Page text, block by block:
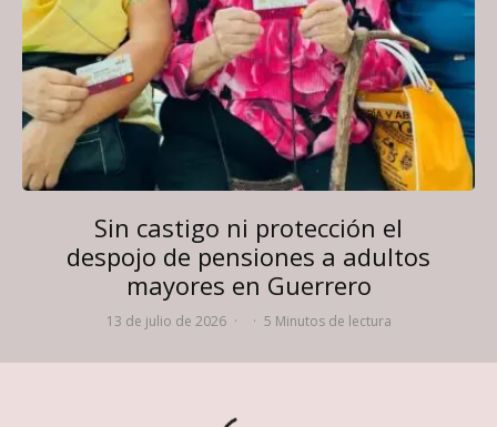
Sin castigo ni protección el
despojo de pensiones a adultos
mayores en Guerrero
13 de julio de 2026 · · 5 Minutos de lectura